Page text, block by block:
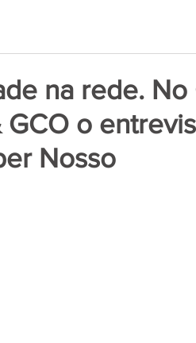
na rede.
GCO o
Nosso
NaN de 5 estrelas.